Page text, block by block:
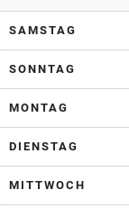
SAMSTAG
SONNTAG
MONTAG
DIENSTAG
MITTWOCH